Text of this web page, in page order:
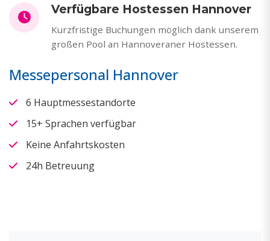
Verfügbare Hostessen Hannover
Kurzfristige Buchungen möglich dank unserem
großen Pool an Hannoveraner Hostessen.
Messepersonal Hannover
6 Hauptmessestandorte
15+ Sprachen verfügbar
Keine Anfahrtskosten
24h Betreuung